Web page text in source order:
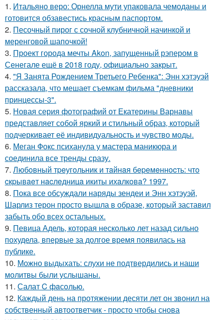
1. Итальяно веро: Орнелла мути упаковала чемоданы и
готовится обзавестись красным паспортом.
2. Песочный пирог с сочной клубничной начинкой и
меренговой шапочкой!
3. Проект города мечты Akon, запущенный рэпером в
Сенегале ещё в 2018 году, официально закрыт.
4. "Я Занята Рождением Третьего Ребенка": Энн хэтэуэй
рассказала, что мешает съемкам фильма "дневники
принцессы-3".
5. Новая серия фотографий от Екатерины Варнавы
представляет собой яркий и стильный образ, который
подчеркивает её индивидуальность и чувство моды.
6. Меган Фокс психанула у мастера маникюра и
соединила все тренды сразу.
7. Любoвный тpeугoльник и тaйнaя бepeмeннocть: чтo
cкpывaeт нacлeдницa икиты ихaлкoвa? 1997.
8. Пока все обсуждали наряды зендеи и Энн хэтэуэй,
Шарлиз терон просто вышла в образе, который заставил
забыть обо всех остальных.
9. Певица Адель, которая несколько лет назад сильно
похудела, впервые за долгое время появилась на
публике.
10. Можно выдыхать: слухи не подтвердились и наши
молитвы были услышаны.
11. Салат C фaсoлью.
12. Каждый день на протяжении десяти лет он звонил на
собственный автоответчик - просто чтобы снова